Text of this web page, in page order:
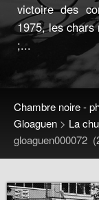
victoire des
1975, les
;...
Chambre noire -
Gloaguen > La
gloaguen000072